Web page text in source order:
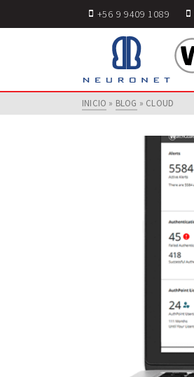
+56 9 9409 1089
INICIO » BLOG » CLOUD